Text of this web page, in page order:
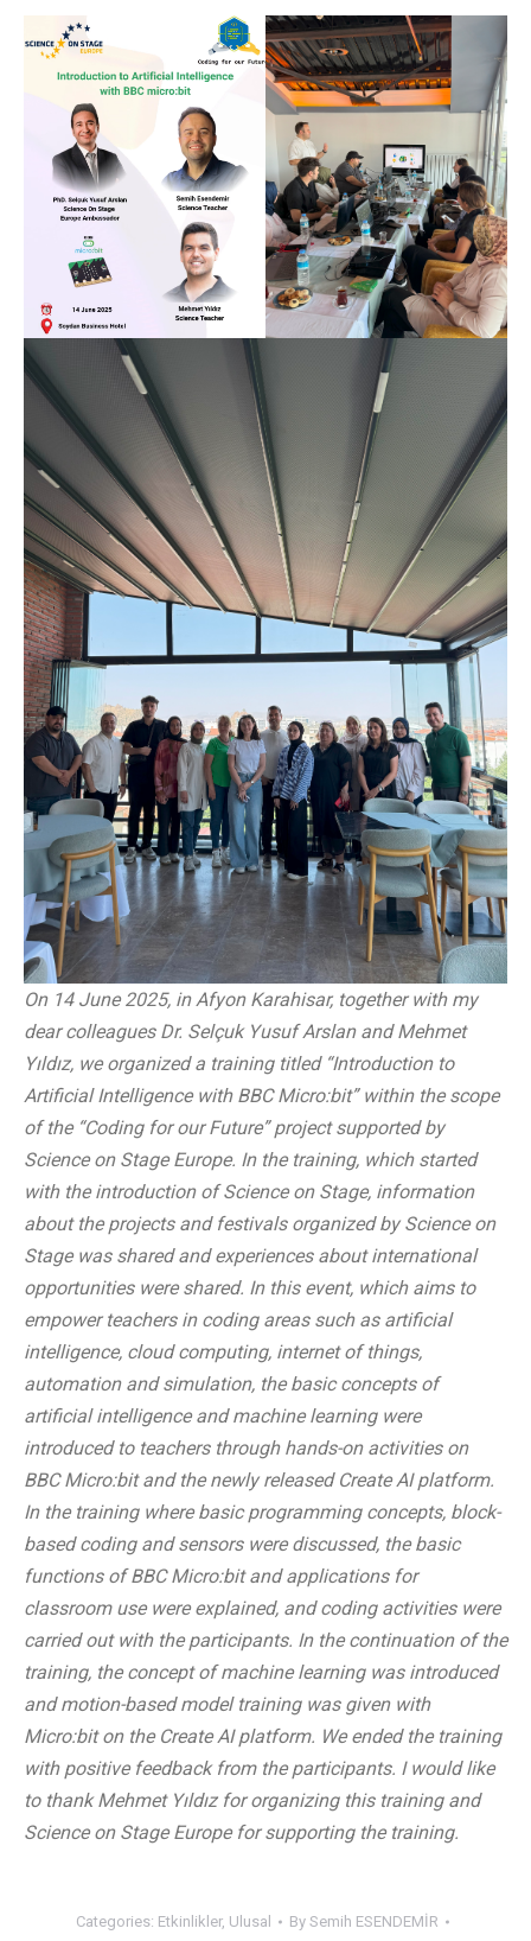
On 14 June 2025, in Afyon Karahisar, together with my
dear colleagues Dr. Selçuk Yusuf Arslan and Mehmet
Yıldız, we organized a training titled “Introduction to
Artificial Intelligence with BBC Micro:bit” within the scope
of the “Coding for our Future” project supported by
Science on Stage Europe. In the training, which started
with the introduction of Science on Stage, information
about the projects and festivals organized by Science on
Stage was shared and experiences about international
opportunities were shared. In this event, which aims to
empower teachers in coding areas such as artificial
intelligence, cloud computing, internet of things,
automation and simulation, the basic concepts of
artificial intelligence and machine learning were
introduced to teachers through hands-on activities on
BBC Micro:bit and the newly released Create AI platform.
In the training where basic programming concepts, block-
based coding and sensors were discussed, the basic
functions of BBC Micro:bit and applications for
classroom use were explained, and coding activities were
carried out with the participants. In the continuation of the
training, the concept of machine learning was introduced
and motion-based model training was given with
Micro:bit on the Create AI platform. We ended the training
with positive feedback from the participants. I would like
to thank Mehmet Yıldız for organizing this training and
Science on Stage Europe for supporting the training.
Categories: Etkinlikler, Ulusal By Semih ESENDEMİR